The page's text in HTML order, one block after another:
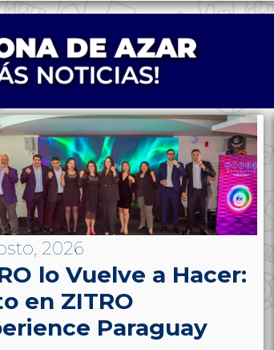
2026
lo Vuelve a Hacer:
en ZITRO
Paraguay